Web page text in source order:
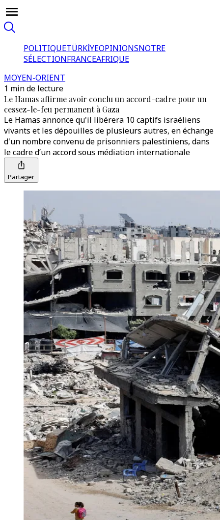
POLITIQUETÜRKİYEOPINIONSNOTRE
SÉLECTIONFRANCEAFRIQUE
MOYEN-ORIENT
1 min de lecture
Le Hamas affirme avoir conclu un accord-cadre pour un
cessez-le-feu permanent à Gaza
Le Hamas annonce qu'il libérera 10 captifs israéliens
vivants et les dépouilles de plusieurs autres, en échange
d'un nombre convenu de prisonniers palestiniens, dans
le cadre d’un accord sous médiation internationale
Partager